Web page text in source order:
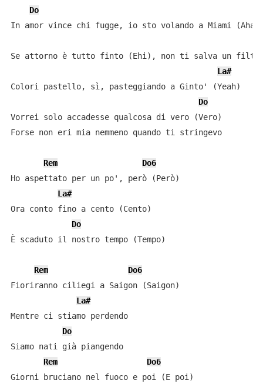
Do
In amor vince chi fugge, io sto volando a Miami
Se attorno è tutto finto (Ehi), non ti salva un filtro
La#
Colori pastello, sì, pasteggiando a Ginto' (Yeah)
Do
Vorrei solo accadesse qualcosa di vero (Vero)
Forse non eri mia nemmeno quando ti stringevo
Rem
Do6
Ho aspettato per un po', però (Però)
La#
Ora conto fino a cento (Cento)
Do
È scaduto il nostro tempo (Tempo)
Rem
Do6
Fioriranno ciliegi a Saigon (Saigon)
La#
Mentre ci stiamo perdendo
Do
Siamo nati già piangendo
Rem
Do6
Giorni bruciano nel fuoco e poi (E poi)